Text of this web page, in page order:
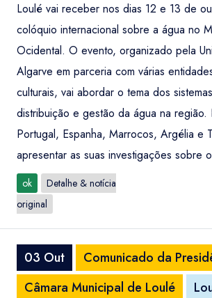
Loulé vai receber nos dias 12 e 13 de
colóquio internacional sobre a água no
Ocidental. O evento, organizado pela
Algarve em parceria com várias
culturais, vai abordar o tema dos
distribuição e gestão da água na região.
Portugal, Espanha, Marrocos, Argélia e
apresentar as suas investigações sobre
ok
Detalhe & notícia
original
03 Out
Comunicado da
Câmara Municipal de Loulé